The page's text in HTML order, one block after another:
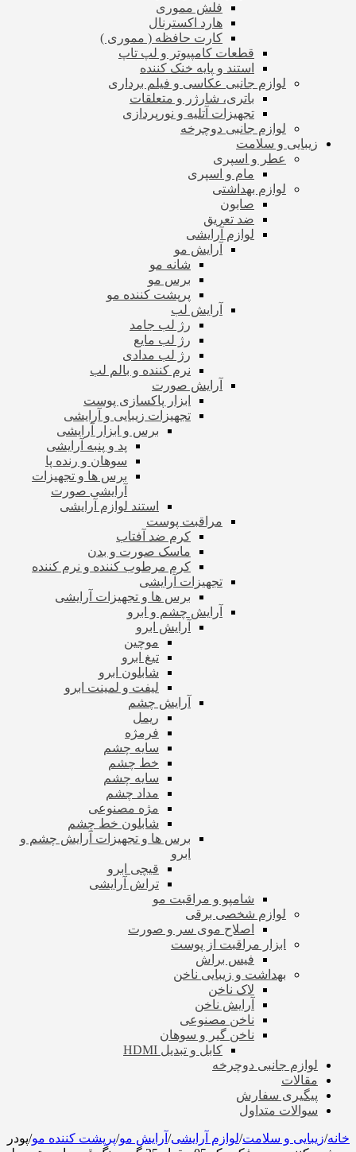
فلش مموری
هارد اکسترنال
کارت حافظه ( مموری )
قطعات کامپیوتر و لپ تاپ
استند و پایه خنک کننده
لوازم جانبی عکاسی و فیلم برداری
باتری، شارژر و متعلقات
تجهیزات آتلیه و نورپردازی
لوازم جانبی دوچرخه
زیبایی و سلامت
عطر و اسپری
مام و اسپری
لوازم بهداشتی
صابون
ضد تعریق
لوازم آرایشی
آرایش مو
شانه مو
برس مو
پرپشت کننده مو
آرایش لب
رژ لب جامد
رژ لب مایع
رژ لب مدادی
نرم کننده و بالم لب
آرایش صورت
ابزار پاکسازی پوست
تجهیزات زیبایی و آرایشی
برس و ابزار آرایشی
پد و پنبه آرایشی
سوهان و رنده پا
برس ها و تجهیزات
آرایشی صورت
استند لوازم آرایشی
مراقبت پوست
کرم ضد آفتاب
ماسک صورت و بدن
کرم مرطوب کننده و نرم کننده
تجهیزات آرایشی
برس ها و تجهیزات آرایشی
آرایش چشم و ابرو
آرایش ابرو
موچین
تیغ ابرو
شابلون ابرو
لیفت و لمینت ابرو
آرایش چشم
ریمل
فرمژه
سایه چشم
خط چشم
سایه چشم
مداد چشم
مژه مصنوعی
شابلون خط چشم
برس ها و تجهیزات آرایش چشم و
ابرو
قیچی ابرو
تراش آرایشی
شامپو و مراقبت مو
لوازم شخصی برقی
اصلاح موی سر و صورت
ابزار مراقبت از پوست
فیس براش
بهداشت و زیبایی ناخن
لاک ناخن
آرایش ناخن
ناخن مصنوعی
ناخن گیر و سوهان
کابل و تبدیل HDMI
لوازم جانبی دوچرخه
مقالات
پیگیری سفارش
سوالات متداول
خانه/زیبایی و سلامت/لوازم آرایشی/ آرایش مو/پرپشت کننده مو/پودر